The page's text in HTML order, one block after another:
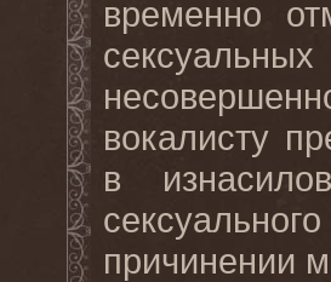
временно
вокалисту
в
причинении